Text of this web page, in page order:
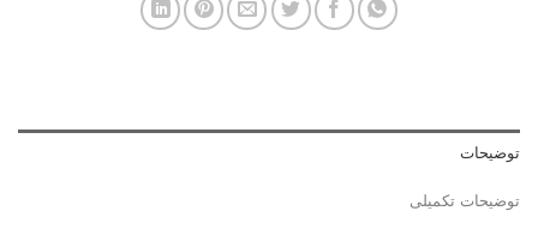
توضیحات
توضیحات تکمیلی